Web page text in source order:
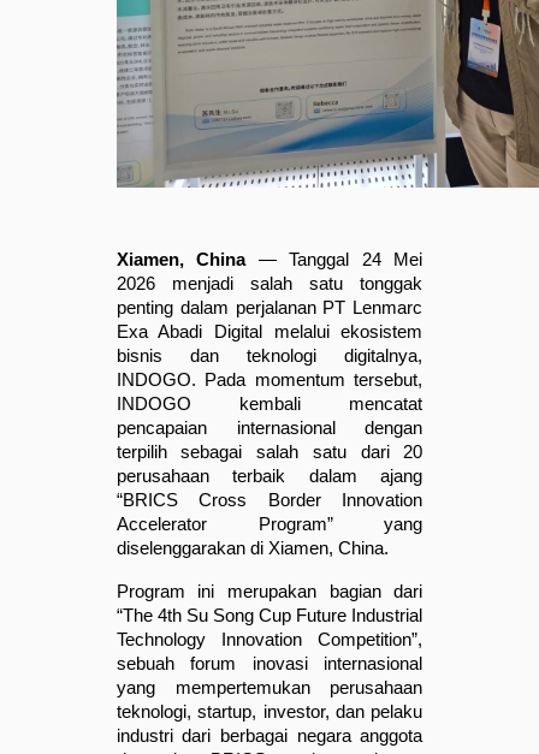
Xiamen, China — Tanggal 24 Mei
2026 menjadi salah satu tonggak
penting dalam perjalanan PT Lenmarc
Exa Abadi Digital melalui ekosistem
bisnis dan teknologi digitalnya,
INDOGO. Pada momentum tersebut,
INDOGO kembali mencatat
pencapaian internasional dengan
terpilih sebagai salah satu dari 20
perusahaan terbaik dalam ajang
“BRICS Cross Border Innovation
Accelerator Program” yang
diselenggarakan di Xiamen, China.
Program ini merupakan bagian dari
“The 4th Su Song Cup Future Industrial
Technology Innovation Competition”,
sebuah forum inovasi internasional
yang mempertemukan perusahaan
teknologi, startup, investor, dan pelaku
industri dari berbagai negara anggota